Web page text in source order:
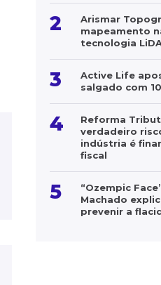
2
Arismar
mapeamento
tecnologia
3
Active Life
salgado com
4
Reforma
verdadeiro
indústria é
fiscal
5
“Ozempic
Machado
prevenir a